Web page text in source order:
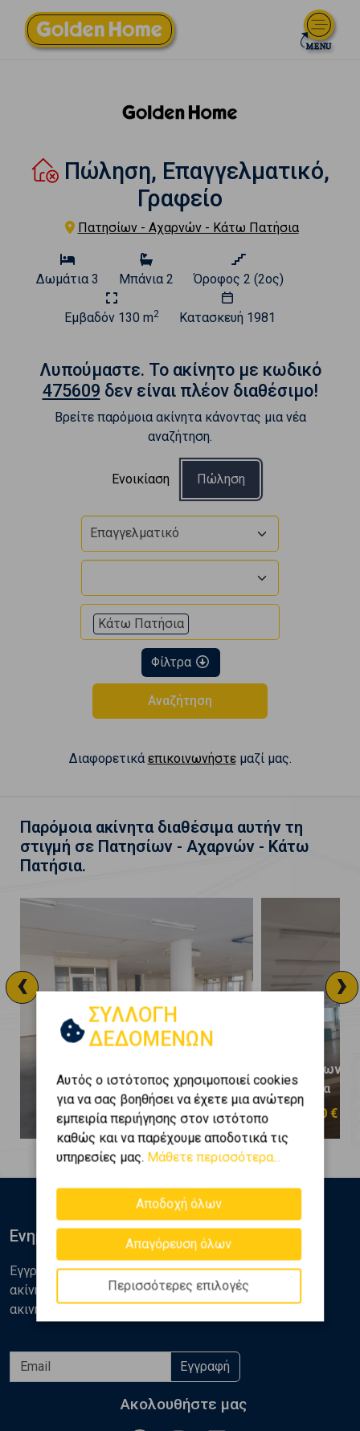
Πώληση, Επαγγελματικό,
Γραφείο
Πατησίων - Αχαρνών - Κάτω Πατήσια
Δωμάτια 3 Μπάνια 2 Όροφος 2 (2ος)
Εμβαδόν 130 m2 Κατασκευή 1981
Λυπούμαστε. To ακίνητο με κωδικό
475609 δεν είναι πλέον διαθέσιμο!
Βρείτε παρόμοια ακίνητα κάνοντας μια νέα
αναζήτηση.
Ενοικίαση Πώληση
Επαγγελματικό
Κάτω Πατήσια
Φίλτρα
Αναζήτηση
Διαφορετικά επικοινωνήστεμαζί μας.
Παρόμοια ακίνητα διαθέσιμα αυτήν τη
στιγμή σε Πατησίων - Αχαρνών - Κάτω
Πατήσια.
Πατήσια
570.000 €
Πατησίων
Πατήσια
310.000 €
‹ ›
ΣΥΛΛΟΓΗ
ΔΕΔΟΜΕΝΩΝ
Αυτός ο ιστότοπος χρησιμοποιεί cookies
για να σας βοηθήσει να έχετε μια ανώτερη
εμπειρία περιήγησης στον ιστότοπο
καθώς και να παρέχουμε αποδοτικά τις
υπηρεσίες μας. Μάθετε περισσότερα...
Αποδοχή όλων
Απαγόρευση όλων
Περισσότερες επιλογές
Ενημερωθείτε
Εγγραφείτε στο newsletter της Golden Home για νέα
ακίνητα, αναλύσεις και διάφορα θέματα της αγοράς
ακινήτων
Εγγραφή
Ακολουθήστε μας